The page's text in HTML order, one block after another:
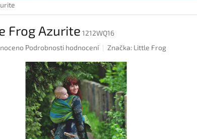
Frog Azurite 1212WQ16
Podrobnosti hodnocení Značka: Little Frog